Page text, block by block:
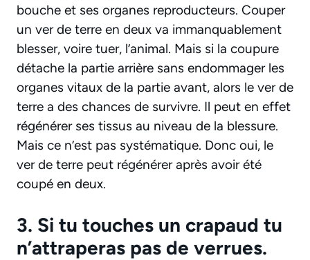
bouche et ses organes reproducteurs. Couper
un ver de terre en deux va immanquablement
blesser, voire tuer, l’animal. Mais si la coupure
détache la partie arrière sans endommager les
organes vitaux de la partie avant, alors le ver de
terre a des chances de survivre. Il peut en effet
régénérer ses tissus au niveau de la blessure.
Mais ce n’est pas systématique. Donc oui, le
ver de terre peut régénérer après avoir été
coupé en deux.
3. Si tu touches un crapaud tu
n’attraperas pas de verrues.